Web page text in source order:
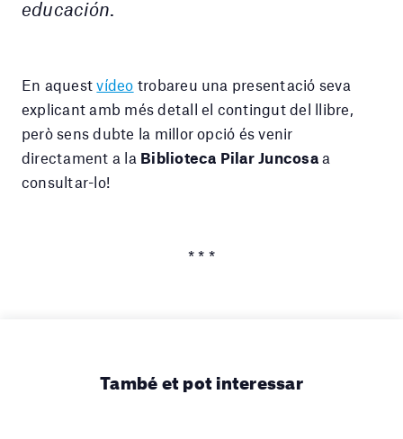
educación
En aquestvídeo trobareu una presentació seva
explicant amb més detall el contingut del llibre,
però sens dubte la millor opció és venir
directament a la Biblioteca Pilar Juncosaa
consultar-lo!
* * *
També et pot interessar